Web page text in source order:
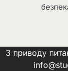
З приводу